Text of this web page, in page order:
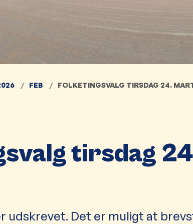
FEB FOLKETINGSVALG TIRSDAG 24.
tirsdag
udskrevet. Det er muligt at